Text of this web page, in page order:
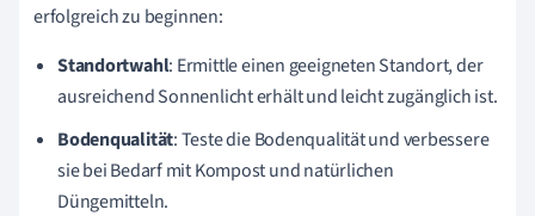
erfolgreich zu beginnen:
Standortwahl: Ermittle einen geeigneten Standort, der
ausreichend Sonnenlicht erhält und leicht zugänglich ist.
Bodenqualität: Teste die Bodenqualität und verbessere
sie bei Bedarf mit Kompost und natürlichen
Düngemitteln.